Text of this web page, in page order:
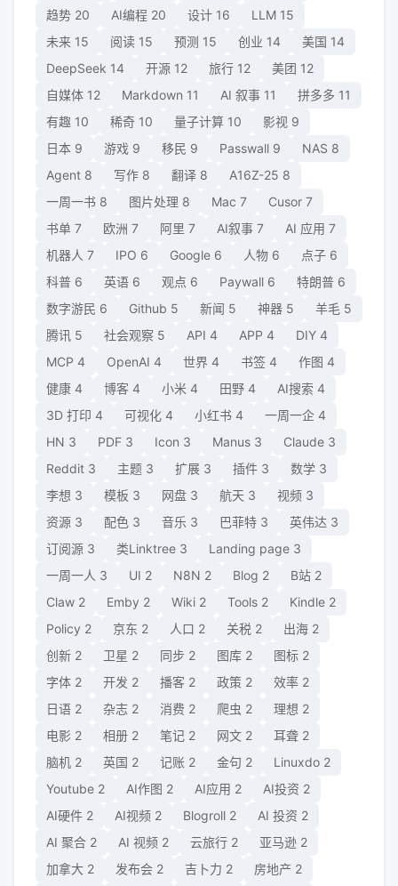
趋势 20 AI编程 20 设计 16 LLM 15
未来 15 阅读 15 预测 15 创业 14 美国 14
DeepSeek 14 开源 12 旅行 12 美团 12
自媒体 12 Markdown 11 AI 叙事 11 拼多多 11
有趣 10 稀奇 10 量子计算 10 影视 9
日本 9 游戏 9 移民 9 Passwall 9 NAS 8
Agent 8 写作 8 翻译 8 A16Z-25 8
一周一书 8 图片处理 8 Mac 7 Cusor 7
书单 7 欧洲 7 阿里 7 AI叙事 7 AI 应用 7
机器人 7 IPO 6 Google 6 人物 6 点子 6
科普 6 英语 6 观点 6 Paywall 6 特朗普 6
数字游民 6 Github 5 新闻 5 神器 5 羊毛 5
腾讯 5 社会观察 5 API 4 APP 4 DIY 4
MCP 4 OpenAI 4 世界 4 书签 4 作图 4
健康 4 博客 4 小米 4 田野 4 AI搜索 4
3D 打印 4 可视化 4 小红书 4 一周一企 4
HN 3 PDF 3 Icon 3 Manus 3 Claude 3
Reddit 3 主题 3 扩展 3 插件 3 数学 3
李想 3 模板 3 网盘 3 航天 3 视频 3
资源 3 配色 3 音乐 3 巴菲特 3 英伟达 3
订阅源 3 类Linktree 3 Landing page 3
一周一人 3 UI 2 N8N 2 Blog 2 B站 2
Claw 2 Emby 2 Wiki 2 Tools 2 Kindle 2
Policy 2 京东 2 人口 2 关税 2 出海 2
创新 2 卫星 2 同步 2 图库 2 图标 2
字体 2 开发 2 播客 2 政策 2 效率 2
日语 2 杂志 2 消费 2 爬虫 2 理想 2
电影 2 相册 2 笔记 2 网文 2 耳聋 2
脑机 2 英国 2 记账 2 金句 2 Linuxdo 2
Youtube 2 AI作图 2 AI应用 2 AI投资 2
AI硬件 2 AI视频 2 Blogroll 2 AI 投资 2
AI 聚合 2 AI 视频 2 云旅行 2 亚马逊 2
加拿大 2 发布会 2 吉卜力 2 房地产 2